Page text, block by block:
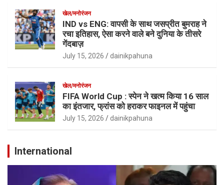
खेल/मनोरंजन
IND vs ENG: वापसी के साथ जसप्रीत बुमराह ने
रचा इतिहास, ऐसा करने वाले बने दुनिया के तीसरे
गेंदबाज़
July 15, 2026 dainikpahuna
खेल/मनोरंजन
FIFA World Cup : स्पेन ने खत्म किया 16 साल
का इंतजार, फ्रांस को हराकर फाइनल में पहुंचा
July 15, 2026 dainikpahuna
International